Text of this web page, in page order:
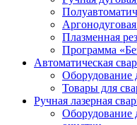
Плазменная
Программа
Автоматическая
Оборудование
Товары для
Ручная лазерная
Оборудование